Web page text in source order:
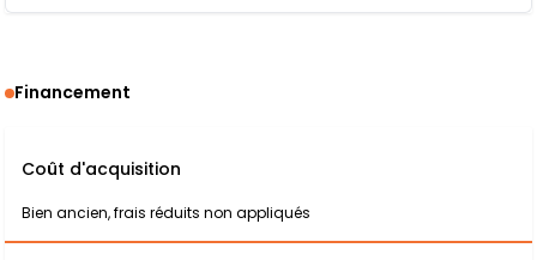
Financement
Coût d'acquisition
Bien ancien, frais réduits non appliqués